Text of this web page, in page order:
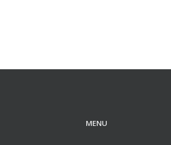
MENU